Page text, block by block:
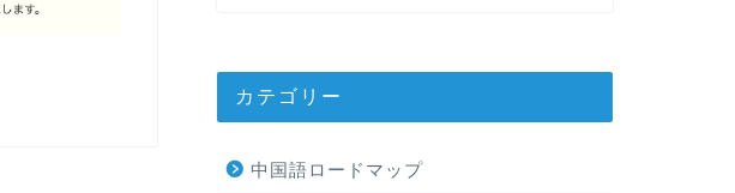
カテゴリー
中国語ロードマップ